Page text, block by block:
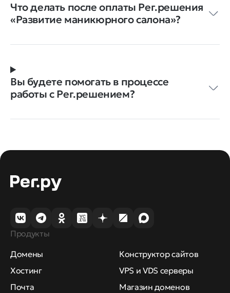
Что делать после оплаты Рег.решения
«Развитие маникюрного салона»?
Вы будете помогать в процессе
работы с Рег.решением?
Продукты
Домены
Хостинг
Почта
Конструктор сайтов
VPS и VDS серверы
Магазин доменов